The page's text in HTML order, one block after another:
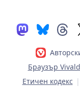
Браузър
Етичен кодекс |